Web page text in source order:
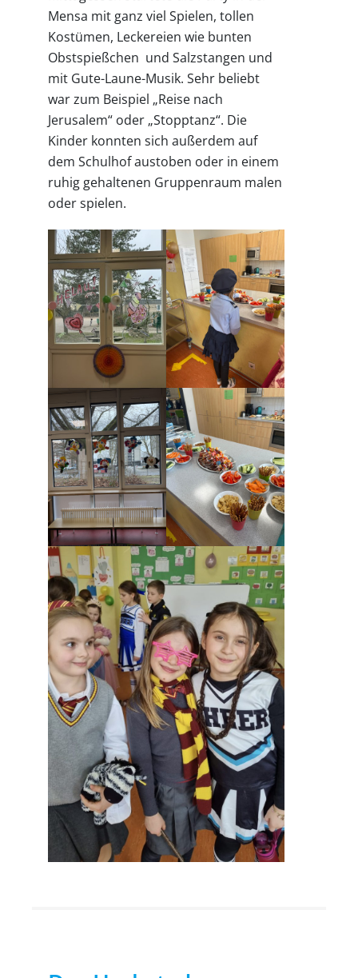
Mensa mit ganz viel Spielen, tollen
Kostümen, Leckereien wie bunten
Obstspießchen und Salzstangen und
mit Gute-Laune-Musik. Sehr beliebt
war zum Beispiel „Reise nach
Jerusalem“ oder „Stopptanz“. Die
Kinder konnten sich außerdem auf
dem Schulhof austoben oder in einem
ruhig gehaltenen Gruppenraum malen
oder spielen.